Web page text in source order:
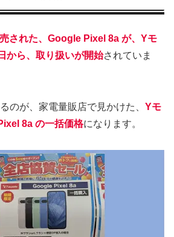
された、Google Pixel 8a が、Yモ
から、取り扱いが開始されていま
のが、家電量販店で見かけた、 Yモ
8a の一括価格になります。